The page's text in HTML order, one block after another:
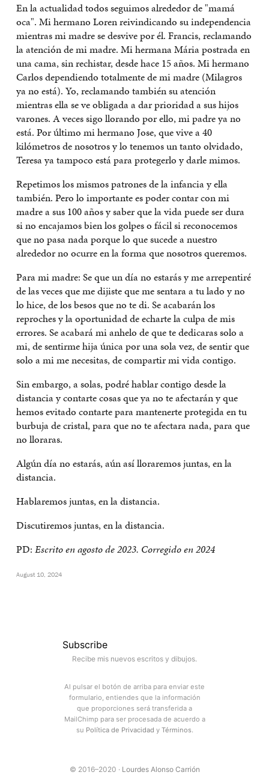
En la actualidad todos seguimos alrededor de "mamá
oca". Mi hermano Loren reivindicando su independencia
mientras mi madre se desvive por él. Francis, reclamando
la atención de mi madre. Mi hermana Mária postrada en
una cama, sin rechistar, desde hace 15 años. Mi hermano
Carlos dependiendo totalmente de mi madre (Milagros
ya no está). Yo, reclamando también su atención
mientras ella se ve obligada a dar prioridad a sus hijos
varones. A veces sigo llorando por ello, mi padre ya no
está. Por último mi hermano Jose, que vive a 40
kilómetros de nosotros y lo tenemos un tanto olvidado,
Teresa ya tampoco está para protegerlo y darle mimos.
Repetimos los mismos patrones de la infancia y ella
también. Pero lo importante es poder contar con mi
madre a sus 100 años y saber que la vida puede ser dura
si no encajamos bien los golpes o fácil si reconocemos
que no pasa nada porque lo que sucede a nuestro
alrededor no ocurre en la forma que nosotros queremos.
Para mi madre: Se que un día no estarás y me arrepentiré
de las veces que me dijiste que me sentara a tu lado y no
lo hice, de los besos que no te di. Se acabarán los
reproches y la oportunidad de echarte la culpa de mis
errores. Se acabará mi anhelo de que te dedicaras solo a
mi, de sentirme hija única por una sola vez, de sentir que
solo a mi me necesitas, de compartir mi vida contigo.
Sin embargo, a solas, podré hablar contigo desde la
distancia y contarte cosas que ya no te afectarán y que
hemos evitado contarte para mantenerte protegida en tu
burbuja de cristal, para que no te afectara nada, para que
no lloraras.
Algún día no estarás, aún así lloraremos juntas, en la
distancia.
Hablaremos juntas, en la distancia.
Discutiremos juntas, en la distancia.
PD: Escrito en agosto de 2023. Corregido en 2024
August 10, 2024
Subscribe
Recibe mis nuevos escritos y dibujos.
Al pulsar el botón de arriba para enviar este
formulario, entiendes que la información
que proporciones será transferida a
MailChimp para ser procesada de acuerdo a
su Política de Privacidad y Términos.
© 2016–2020 · Lourdes Alonso Carrión